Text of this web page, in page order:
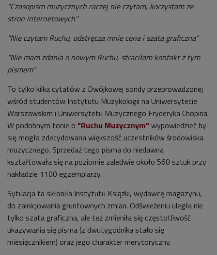
"Czasopism muzycznych raczej nie czytam, korzystam ze
stron internetowych"
"Nie czytam Ruchu, odstręcza mnie cena i szata graficzna"
"Nie mam zdania o nowym Ruchu, straciłam kontakt z tym
pismem"
To tylko kilka cytatów z Dwójkowej sondy przeprowadzonej
wśród studentów Instytutu Muzykologii na Uniwersytecie
Warszawskim i Uniwersytetu Muzycznego Fryderyka Chopina.
W podobnym tonie o "Ruchu Muzycznym" wypowiedzieć by
się mogła zdecydowana większość uczestników środowiska
muzycznego. Sprzedaż tego pisma do niedawna
kształtowała się na poziomie zaledwie około 560 sztuk przy
nakładzie 1100 egzemplarzy.
Sytuacja ta skłoniła Instytutu Książki, wydawcę magazynu,
do zainicjowania gruntownych zmian. Odświeżeniu uległa nie
tylko szata graficzna, ale też zmieniła się częstotliwość
ukazywania się pisma (z dwutygodnika stało się
miesięcznikiem) oraz jego charakter merytoryczny.